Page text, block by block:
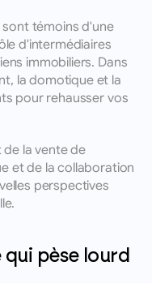
témoins d'une
d'intermédiaires
immobiliers. Dans
la domotique et la
pour rehausser vos
de la vente de
et de la collaboration
perspectives
pèse lourd